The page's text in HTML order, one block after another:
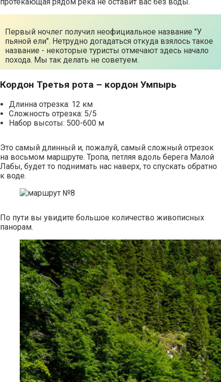
Первый ночлег получил неофициальное название "У
пьяной ели". Нетрудно догадаться откуда взялось такое
название - некоторые туристы отмечают здесь начало
похода. Мы так делать не советуем.
Кордон Третья рота – кордон Умпырь
Длинна отрезка: 12 км
Сложность отрезка: 5/5
Набор высоты: 500-600 м
Это самый длинный и, пожалуй, самый сложный отрезок
на восьмом маршруте. Тропа, петляя вдоль берега Малой
Лабы, будет то поднимать нас наверх, то спускать обратно
к воде.
По пути вы увидите большое количество живописных
панорам.